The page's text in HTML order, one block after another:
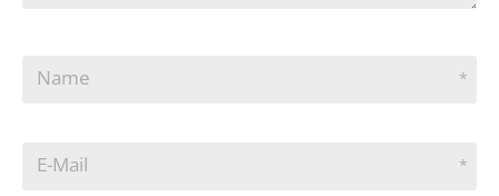
Name *
E-Mail *